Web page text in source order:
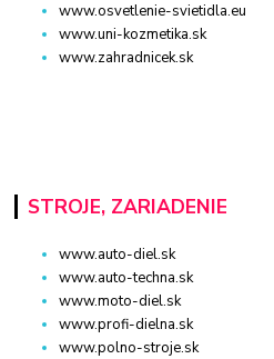
www.osvetlenie-svietidla.eu
www.uni-kozmetika.sk
www.zahradnicek.sk
STROJE, ZARIADENIE
www.auto-diel.sk
www.auto-techna.sk
www.moto-diel.sk
www.profi-dielna.sk
www.polno-stroje.sk